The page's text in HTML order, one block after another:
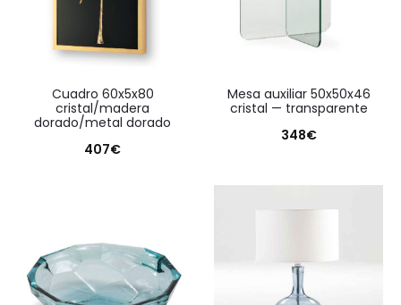
cuadro 60x5x80
cristal/madera
dorado/metal dorado
407€
mesa auxiliar 50x50x46
cristal — transparente
348€